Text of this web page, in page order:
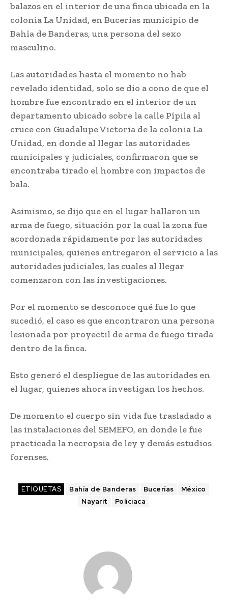
balazos en el interior de una finca ubicada en la
colonia La Unidad, en Bucerías municipio de
Bahía de Banderas, una persona del sexo
masculino.
Las autoridades hasta el momento no hab
revelado identidad, solo se dio a cono de que el
hombre fue encontrado en el interior de un
departamento ubicado sobre la calle Pípila al
cruce con Guadalupe Victoria de la colonia La
Unidad, en donde al llegar las autoridades
municipales y judiciales, confirmaron que se
encontraba tirado el hombre con impactos de
bala.
Asimismo, se dijo que en el lugar hallaron un
arma de fuego, situación por la cual la zona fue
acordonada rápidamente por las autoridades
municipales, quienes entregaron el servicio a las
autoridades judiciales, las cuales al llegar
comenzaron con las investigaciones.
Por el momento se desconoce qué fue lo que
sucedió, el caso es que encontraron una persona
lesionada por proyectil de arma de fuego tirada
dentro de la finca.
Esto generó el despliegue de las autoridades en
el lugar, quienes ahora investigan los hechos.
De momento el cuerpo sin vida fue trasladado a
las instalaciones del SEMEFO, en donde le fue
practicada la necropsia de ley y demás estudios
forenses.
ETIQUETAS Bahía de Banderas Bucerías
México
Nayarit
Policiaca